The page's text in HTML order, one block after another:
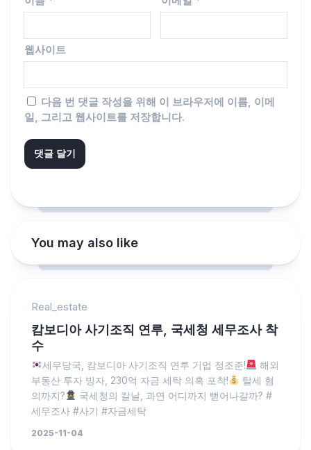
웹사이트
다음 번 댓글 작성을 위해 이 브라우저에 이름, 이메
일, 그리고 웹사이트를 저장합니다.
You may also like
Real_estate
캄보디아 사기조직 연루, 국세청 세무조사 착
수
세무당국, 캄보디아 사기조직 연루 기업 정조준!
해외
부동산 투자 빙자, 230억 자금 세탁 의혹 포착!
탈세 혐
의까지?
국세청의 칼날, 과연 어디까지 뻗어나갈까? #
세무조사 #사기 #자금세탁
2025-11-04